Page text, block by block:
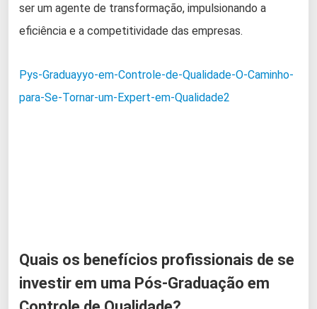
ser um agente de transformação, impulsionando a
eficiência e a competitividade das empresas.
Pys-Graduayyo-em-Controle-de-Qualidade-O-Caminho-
para-Se-Tornar-um-Expert-em-Qualidade2
Quais os benefícios profissionais de se
investir em uma Pós-Graduação em